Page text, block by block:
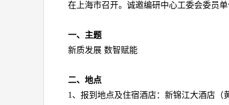
在上海市召开。诚邀编研中心工委会委员
一、主题
新质发展 数智赋能
二、地点
1、报到地点及住宿酒店：新锦江大酒店（